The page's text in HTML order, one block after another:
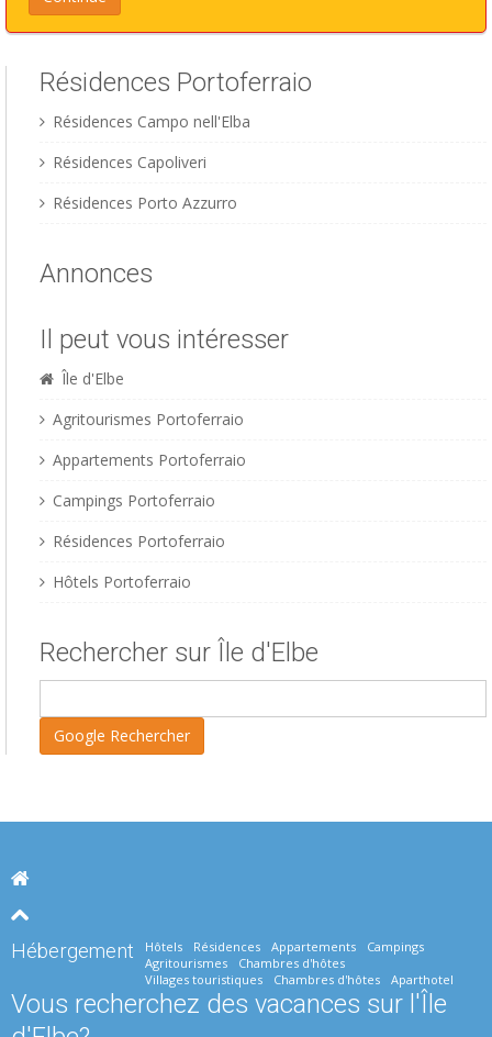
Résidences Portoferraio
Résidences Campo nell'Elba
Résidences Capoliveri
Résidences Porto Azzurro
Annonces
Il peut vous intéresser
Île d'Elbe
Agritourismes Portoferraio
Appartements Portoferraio
Campings Portoferraio
Résidences Portoferraio
Hôtels Portoferraio
Rechercher sur Île d'Elbe
Hébergement Hôtels Résidences Appartements
Campings
Agritourismes
Chambres d'hôtes
Villages touristiques
Chambres d'hôtes Aparthotel
Vous recherchez des vacances sur l'Île